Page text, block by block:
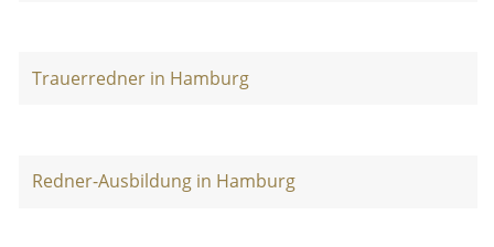
Trauerredner in Hamburg
Redner-Ausbildung in Hamburg